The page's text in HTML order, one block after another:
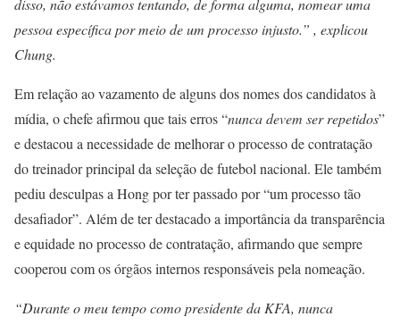
disso, não estávamos tentando, de forma alguma, nomear uma
pessoa específica por meio de um processo injusto.” , explicou
Chung.
Em relação ao vazamento de alguns dos nomes dos candidatos à
mídia, o chefe afirmou que tais erros “nunca devem ser repetidos”
e destacou a necessidade de melhorar o processo de contratação
do treinador principal da seleção de futebol nacional. Ele também
pediu desculpas a Hong por ter passado por “um processo tão
desafiador”. Além de ter destacado a importância da transparência
e equidade no processo de contratação, afirmando que sempre
cooperou com os órgãos internos responsáveis pela nomeação.
“Durante o meu tempo como presidente da KFA, nunca